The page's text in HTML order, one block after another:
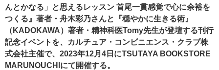
んとかなる」と思えるレッスン 首尾一貫感覚で心に余裕を
つくる』著者・舟木彩乃さんと『穏やかに生きる術』
（KADOKAWA）著者・精神科医Tomy先生が登壇する刊行
記念イベントを、カルチュア・コンビニエンス・クラブ株
式会社主催で、2023年12月4日にTSUTAYA BOOKSTORE
MARUNOUCHIにて開催する。